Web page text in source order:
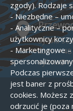
Sylwia
kom :
zgody). Rodzaje
- Niezbędne –
- Analityczne –
użytkownicy
- Marketingowe
Podczas
jest baner z
cookies. Możesz
odrzucić je (poza